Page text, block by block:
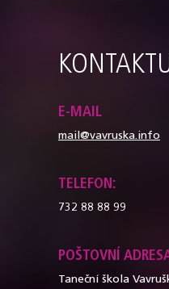
E-MAIL
mail@vavruska.info
TELEFON:
732 88 88 99
POŠTOVNÍ
Taneční škola